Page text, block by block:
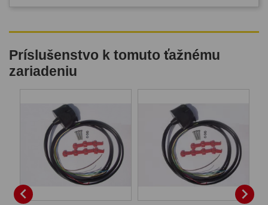
Príslušenstvo k tomuto ťažnému
zariadeniu
 